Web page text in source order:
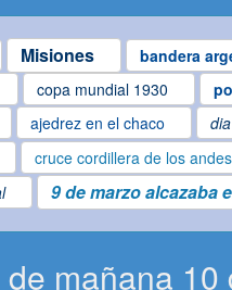
Misiones bandera
copa mundial 1930
ajedrez en el chaco
cruce cordillera de los andes
9 de marzo alcazaba
mañana 10